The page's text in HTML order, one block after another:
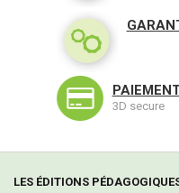
3D secure
LES ÉDITIONS